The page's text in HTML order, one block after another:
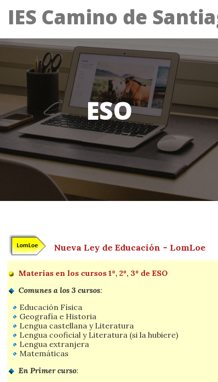
IES Camino de
ESO
Nueva Ley de Educación - LomLoe
Materias en los cursos 1º, 2º, 3º de ESO
Comunes a los 3 cursos:
Educación Física
Geografía e Historia
Lengua castellana y Literatura
Lengua cooficial y Literatura (si la hubiere)
Lengua extranjera
Matemáticas
En Primer curso: